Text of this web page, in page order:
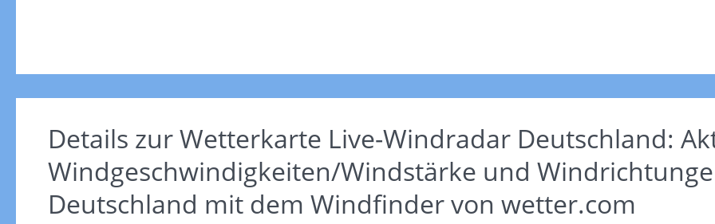
Details zur Wetterkarte Live-Windradar Deutschland:
Windgeschwindigkeiten/Windstärke und
Deutschland mit dem Windfinder von wetter.com